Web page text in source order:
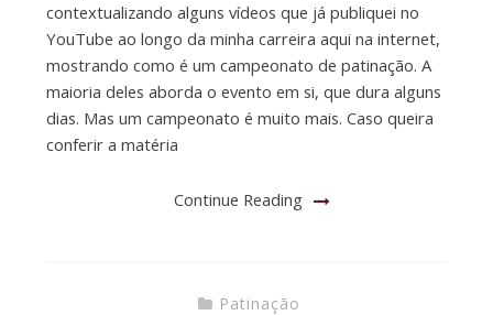
contextualizando alguns vídeos que já publiquei no
YouTube ao longo da minha carreira aqui na internet,
mostrando como é um campeonato de patinação. A
maioria deles aborda o evento em si, que dura alguns
dias. Mas um campeonato é muito mais. Caso queira
conferir a matéria
Continue Reading
Patinação